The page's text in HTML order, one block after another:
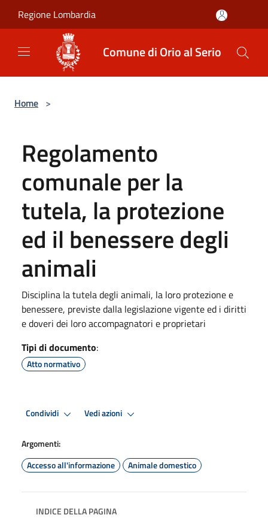
Regione Lombardia
Comune di Orio al Serio
Home >
Regolamento
comunale per la
tutela, la protezione
ed il benessere degli
animali
Disciplina la tutela degli animali, la loro protezione e
benessere, previste dalla legislazione vigente ed i diritti
e doveri dei loro accompagnatori e proprietari
Tipi di documento:
Atto normativo
Condividi Vedi azioni
Argomenti:
Accesso all'informazione
Animale domestico
INDICE DELLA PAGINA